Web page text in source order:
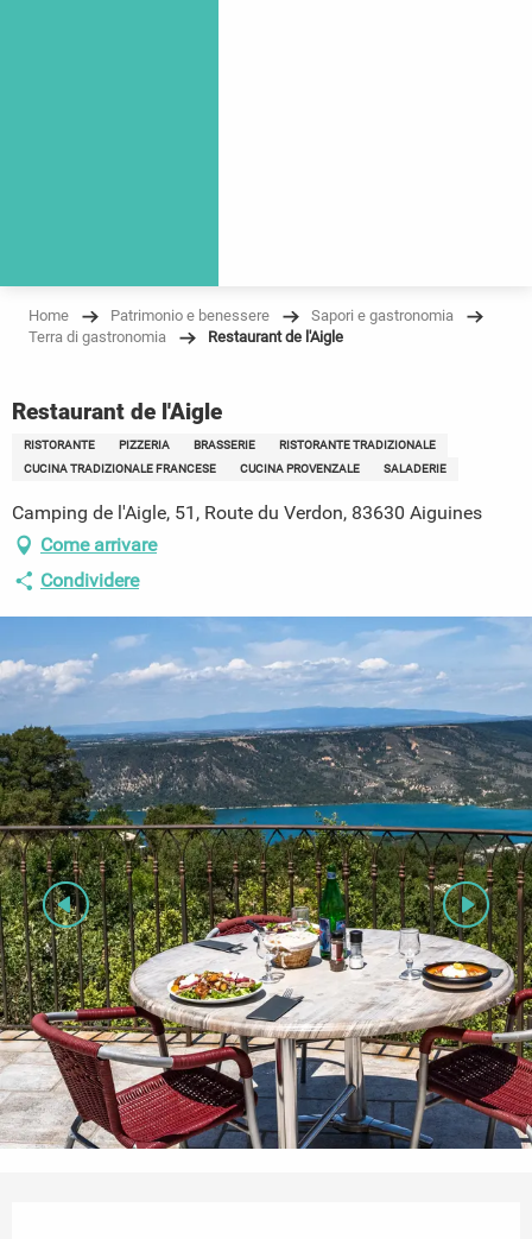
Home Patrimonio e benessere
Sapori e gastronomia
Terra di gastronomia
Restaurant de l'Aigle
Restaurant de l'Aigle
RISTORANTE PIZZERIA BRASSERIE
RISTORANTE TRADIZIONALE
CUCINA TRADIZIONALE FRANCESE
CUCINA PROVENZALE SALADERIE
Camping de l'Aigle, 51, Route du Verdon, 83630 Aiguines
Come arrivare
Condividere